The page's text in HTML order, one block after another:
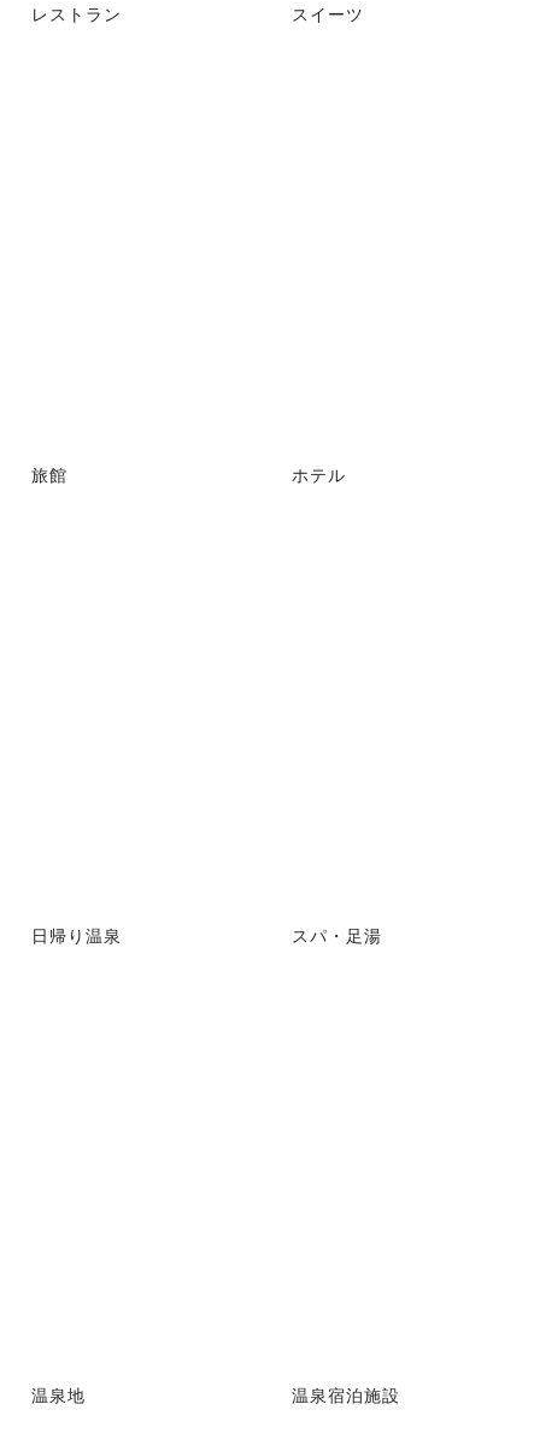
レストラン スイーツ
旅館 ホテル
日帰り温泉 スパ・足湯
温泉地 温泉宿泊施設